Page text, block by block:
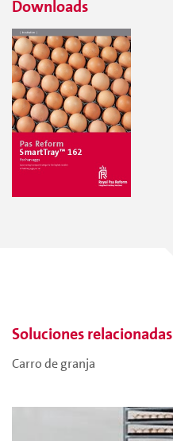
Downloads
Soluciones relacionadas
Carro de granja